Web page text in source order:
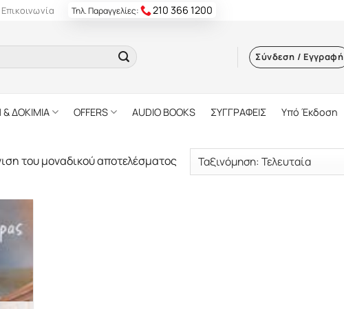
Επικοινωνία Τηλ. Παραγγελίες: 210 366 1200
Σύνδεση / Εγγραφή
ΔΟΚΙΜΙΑ OFFERS AUDIO BOOKS ΣΥΓΓΡΑΦΕΙΣ Υπό Έκδοση
του μοναδικού αποτελέσματος